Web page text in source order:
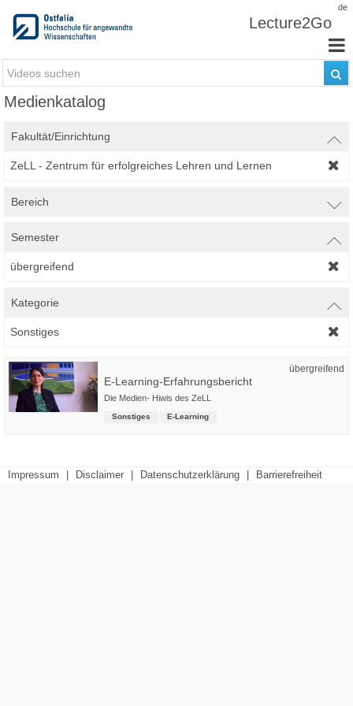
de
Lecture2Go
Medienkatalog
Fakultät/Einrichtung
ZeLL - Zentrum für erfolgreiches Lehren und Lernen
Bereich
Semester
übergreifend
Kategorie
Sonstiges
übergreifend
E-Learning-Erfahrungsbericht
Die Medien- Hiwis des ZeLL
Sonstiges E-Learning
Impressum Disclaimer Datenschutzerklärung Barrierefreiheit